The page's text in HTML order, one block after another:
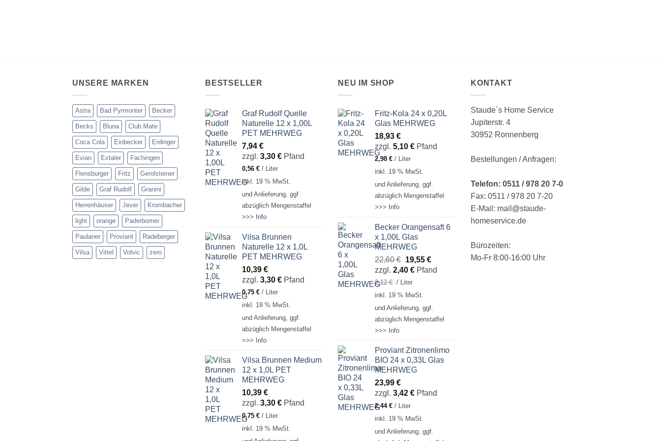
UNSERE MARKEN
Astra Bad Pyrmonter Becker
Becks Bluna Club Mate
Coca Cola Einbecker Erdinger
Evian Extaler Fachingen
Flensburger Fritz Gerolsteiner
Gilde Graf Rudolf Granini
Herrenhäuser Jever Krombacher
light orange Paderborner
Paulaner Proviant Radeberger
Vilsa Vittel Volvic zero
BESTSELLER
Graf Rudolf Quelle
Naturelle 12 x 1,00L
PET MEHRWEG
7,94 €
zzgl. 3,30 € Pfand
0,56 € / Liter
inkl. 19 % MwSt.
und Anlieferung, ggf.
abzüglich Mengenstaffel
>>> Info
Vilsa Brunnen
Naturelle 12 x 1,0L
PET MEHRWEG
10,39 €
zzgl. 3,30 € Pfand
0,75 € /
Liter
inkl. 19 % MwSt.
und Anlieferung, ggf.
abzüglich Mengenstaffel
>>> Info
Vilsa Brunnen Medium
12 x 1,0L PET
MEHRWEG
10,39 €
zzgl. 3,30 € Pfand
0,75 € / Liter
inkl. 19 % MwSt.
NEU IM SHOP
Fritz-Kola 24 x 0,20L
Glas MEHRWEG
18,93 €
zzgl. 5,10 € Pfand
2,98 € / Liter
inkl. 19 % MwSt.
und Anlieferung, ggf.
abzüglich Mengenstaffel
>>> Info
Becker Orangensaft 6
x 1,00L Glas
MEHRWEG
22,60€ Ursprünglicher
Preis
war:
19,55 €Aktueller
Preis
zzgl. 2,40 € Pfand
2,12€ /
Liter
inkl. 19 % MwSt.
und Anlieferung, ggf.
abzüglich Mengenstaffel
>>> Info
Proviant Zitronenlimo
BIO 24 x 0,33L Glas
MEHRWEG
23,99 €
zzgl. 3,42 € Pfand
2,44 € / Liter
inkl. 19 % MwSt.
und Anlieferung, ggf.
KONTAKT
Staude´s Home Service
Jupiterstr. 4
30952 Ronnenberg
Bestellungen / Anfragen:
Telefon: 0511 / 978 20 7-0
Fax: 0511 / 978 20 7-20
E-Mail: mail@staude-
homeservice.de
Bürozeiten:
Mo-Fr 8:00-16:00 Uhr